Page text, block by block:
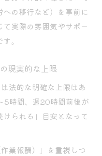
の移行など）を事前に
実際の雰囲気やサポー
。
現実的な上限
法的な明確な上限はあ
5時間、週20時間前後が
られる」目安となって
業報酬）」を重視しつ